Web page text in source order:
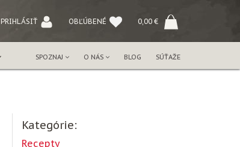
PRIHLÁSIŤ OBĽÚBENÉ 0,00 €
SPOZNAJ O NÁS BLOG SÚŤAŽE
Kategórie:
Recepty